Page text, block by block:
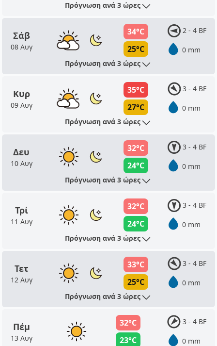
Πρόγνωση ανά 3 ώρες
Σάβ
08 Αυγ
34°C
25°C
2 - 4 BF
0 mm
Πρόγνωση ανά 3 ώρες
Κυρ
09 Αυγ
35°C
27°C
3 - 4 BF
0 mm
Πρόγνωση ανά 3 ώρες
Δευ
10 Αυγ
32°C
24°C
3 - 4 BF
0 mm
Πρόγνωση ανά 3 ώρες
Τρί
11 Αυγ
32°C
24°C
3 - 4 BF
0 mm
Πρόγνωση ανά 3 ώρες
Τετ
12 Αυγ
33°C
25°C
3 - 4 BF
0 mm
Πρόγνωση ανά 3 ώρες
Πέμ
13 Αυγ
32°C
23°C
3 - 4 BF
0 mm